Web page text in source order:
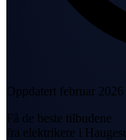
Oppdatert februar 2026
Få de beste tilbudene
fra elektrikere i